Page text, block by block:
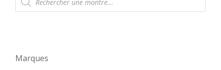
produits
Marques